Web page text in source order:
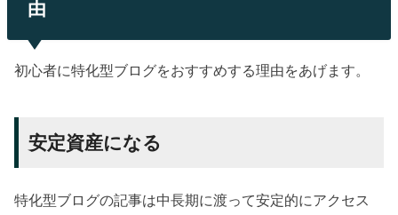
由
初心者に特化型ブログをおすすめする理由をあげます。
安定資産になる
特化型ブログの記事は中長期に渡って安定的にアクセス